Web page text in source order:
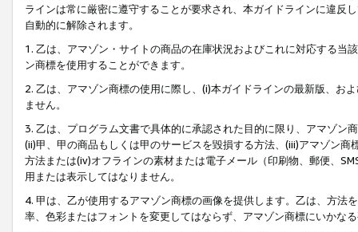
ラインは常に厳密に遵守することが要求され、本ガイドラインに違反
自動的に解除されます。
1. 乙は、アマゾン・サイトの商品の在庫状況およびこれに対応する
ン商標を使用することができます。
2. 乙は、アマゾン商標の使用に際し、(i)本ガイドラインの最新版、お
ません。
3. 乙は、プログラム文書で具体的に承認された目的に限り、アマゾン
(ii)甲、甲の商品もしくは甲のサービスを毀損する方法、(iii)アマゾン
方法または(iv)オフラインの素材または電子メール（印刷物、郵便、
用または表示してはなりません。
4. 甲は、乙が使用するアマゾン商標の画像を提供します。乙は、方
率、色彩またはフォントを変更してはならず、アマゾン商標にいかな